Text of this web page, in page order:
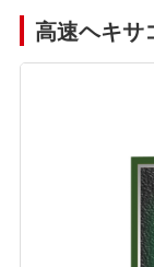
高速ヘキサ